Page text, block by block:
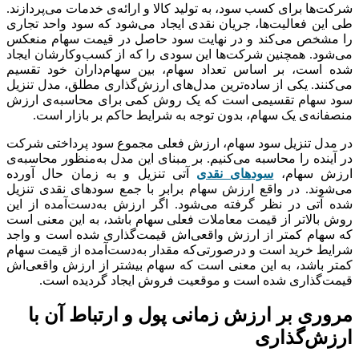
شرکت‌ها برای کسب سود، به تولید کالا و ارائه‌ی خدمات می‌پردازند.
طی این فعالیت‌ها، جریان نقدی ایجاد می‌شود که سود واحد تجاری
را مشخص می‌کند و در نهایت سود حاصل در قیمت سهام منعکس
می‌شود. همچنین شرکت‌ها این سودی را که از کسب‌وکارشان ایجاد
شده است، بر اساس تعداد سهام، بین سهام‌داران خود تقسیم
می‌کنند. یکی از ساده‌ترین مدل‌های ارزش‌گذاری مطلق، مدل تنزیل
سود سهام تقسیمی است که یک روش کمی برای محاسبه‌ی ارزش
منصفانه‌ی یک سهام، بدون توجه به شرایط حاکم بر بازار است.
در مدل تنزیل سود سهام، ارزش فعلی مجموع سود پرداختی شرکت
در آینده را محاسبه می‌کنیم. بر مبنای این مدل به‌منظور محاسبه‌ی
ارزش سهام، سودهای نقدی آتی تنزیل و به زمان حال آورده
می‌شوند. در واقع ارزش سهام برابر با جمع سودهای نقدی تنزیل
شده آتی در نظر گرفته می‌شود. اگر ارزش به‌دست‌آمده از این
روش بالاتر از قیمت معاملات فعلی سهام باشد، به این معنی است
که سهام کمتر از ارزش واقعی‌اش قیمت‌گذاری شده است و واجد
شرایط خرید است و درصورتی‌که مقدار به‌دست‌آمده از قیمت سهام
کمتر باشد، به این معنی است که سهام بیشتر از ارزش واقعی‌اش
قیمت‌گذاری شده است و موقعیت فروش ایجاد گردیده است.
مروری بر ارزش زمانی پول و ارتباط آن با
ارزش‌گذاری